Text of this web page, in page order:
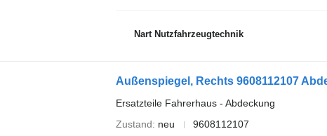
Nart Nutzfahrzeugtechnik
Außenspiegel, Rechts 9608112107
Ersatzteile Fahrerhaus - Abdeckung
Zustand
neu 9608112107